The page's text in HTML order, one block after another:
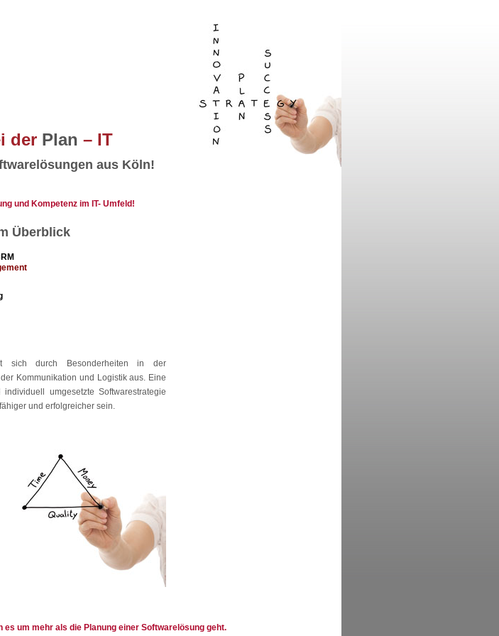
der Plan – IT
aus Köln!
und Kompetenz im IT- Umfeld!
Überblick
sich durch Besonderheiten in der
Kommunikation und Logistik aus. Eine
umgesetzte Softwarestrategie
und erfolgreicher sein.
es um mehr als die Planung einer Softwarelösung geht.